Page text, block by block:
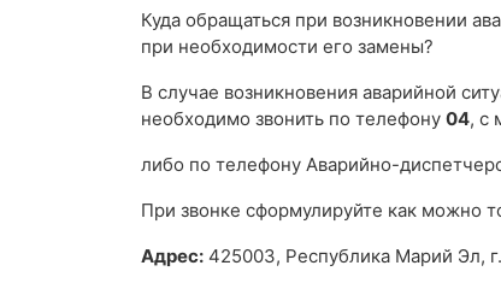
Куда обращаться при возникновении
при необходимости его замены?
В случае возникновения аварийной
необходимо звонить по телефону 04, с
либо по телефону Аварийно-
При звонке сформулируйте как можно
Адрес: 425003, Республика Марий Эл,